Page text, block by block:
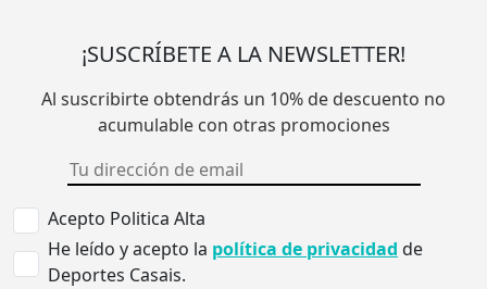
¡SUSCRÍBETE A LA NEWSLETTER!
Al suscribirte obtendrás un 10% de descuento no
acumulable con otras promociones
Acepto Politica Alta
He leído y acepto la política de privacidad de
Deportes Casais.